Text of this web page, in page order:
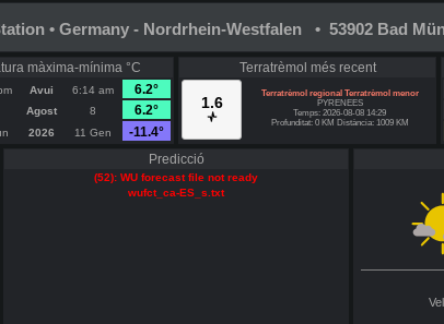
• Germany - Nordrhein-Westfalen • 53902 Bad
màxima-mínima °C
Avui 6:14 am
6.2°
Agost 8
6.2°
2026 11 Gen -11.4°
Terratrèmol més recent
1.6
Terratrèmol regional Terratrèmol menor
PYRENEES
Temps: 2026-08-08 14:29
Profunditat: 0 KM Distància: 1009 KM
Predicció
(52): WU forecast file not ready
wufct_ca-ES_s.txt